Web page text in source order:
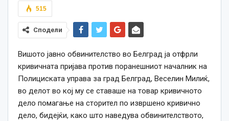
515
Сподели
Вишото јавно обвинителство во Белград ја отфрли
кривичната пријава против поранешниот началник на
Полициската управа за град Белград, Веселин Милиќ,
во делот во кој му се ставаше на товар кривичното
дело помагање на сторител по извршено кривично
дело, бидејќи, како што наведува обвинителството,